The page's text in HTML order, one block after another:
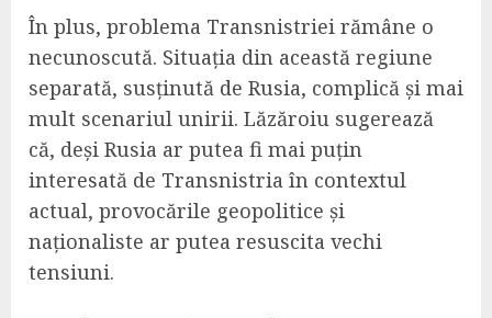
În plus, problema Transnistriei rămâne o
necunoscută. Situația din această regiune
separată, susținută de Rusia, complică și mai
mult scenariul unirii. Lăzăroiu sugerează
că, deși Rusia ar putea fi mai puțin
interesată de Transnistria în contextul
actual, provocările geopolitice și
naționaliste ar putea resuscita vechi
tensiuni.